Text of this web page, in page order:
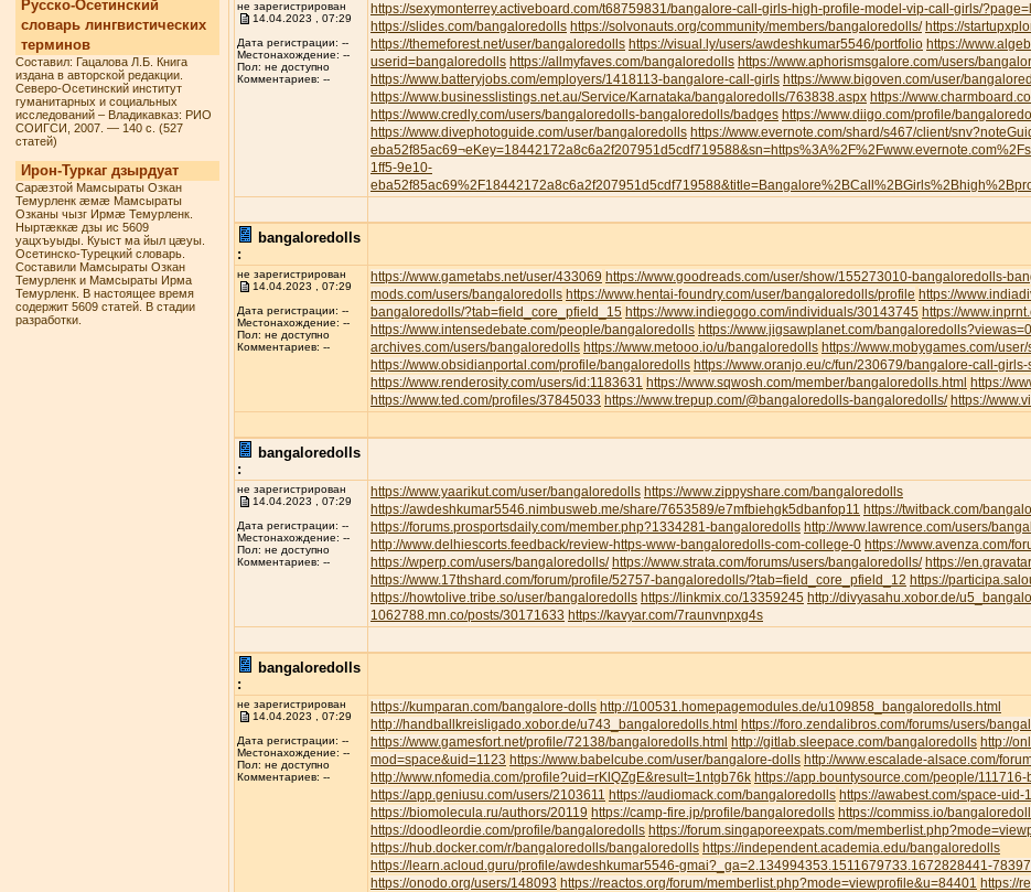
Русско-Осетинский
словарь лингвистических
терминов
Составил: Гацалова Л.Б. Книга
издана в авторской редакции.
Северо-Осетинский институт
гуманитарных и социальных
исследований – Владикавказ: РИО
СОИГСИ, 2007. — 140 с. (527
статей)
Ирон-Туркаг дзырдуат
Сарæзтой Мамсыраты Озкан
Темурленк æмæ Мамсыраты
Озканы чызг Ирмæ Темурленк.
Ныртæккæ дзы ис 5609
уацхъуыды. Куыст ма йыл цæуы.
Осетинско-Турецкий словарь.
Составили Мамсыраты Озкан
Темурленк и Мамсыраты Ирма
Темурленк. В настоящее время
содержит 5609 статей. В стадии
разработки.
не зарегистрирован
14.04.2023 , 07:29
Дата регистрации: --
Местонахождение: --
Пол: не доступно
Комментариев: --
https://sexymonterrey.activeboard.com/t68759831/bangalore-call-girls-high-profile-model-vip-call-girls/
https://slides.com/bangaloredolls https://solvonauts.org/community/members/bangaloredolls/ https://
https://themeforest.net/user/bangaloredolls https://visual.ly/users/awdeshkumar5546/portfolio https://
userid=bangaloredolls https://allmyfaves.com/bangaloredolls https://www.aphorismsgalore.com/users/
https://www.batteryjobs.com/employers/1418113-bangalore-call-girls https://www.bigoven.com/user/
https://www.businesslistings.net.au/Service/Karnataka/bangaloredolls/763838.aspx https://
https://www.credly.com/users/bangaloredolls-bangaloredolls/badges https://www.diigo.com/profile/
https://www.divephotoguide.com/user/bangaloredolls https://www.evernote.com/shard/s467/client/
1ff5-9e10-
bangaloredolls
:
не зарегистрирован
14.04.2023 , 07:29
Дата регистрации: --
Местонахождение: --
Пол: не доступно
Комментариев: --
https://www.gametabs.net/user/433069 https://www.goodreads.com/user/show/155273010-bangaloredolls-
mods.com/users/bangaloredolls https://www.hentai-foundry.com/user/bangaloredolls/profile https://
bangaloredolls/?tab=field_core_pfield_15 https://www.indiegogo.com/individuals/30143745 https://
https://www.intensedebate.com/people/bangaloredolls https://www.jigsawplanet.com/
archives.com/users/bangaloredolls https://www.metooo.io/u/bangaloredolls https://www.mobygames.com/
https://www.obsidianportal.com/profile/bangaloredolls https://www.oranjo.eu/c/fun/230679/bangalore-call-
https://www.renderosity.com/users/id:1183631 https://www.sqwosh.com/member/bangaloredolls.html https://
https://www.ted.com/profiles/37845033 https://www.trepup.com/@bangaloredolls-bangaloredolls/ https://
bangaloredolls
:
не зарегистрирован
14.04.2023 , 07:29
Дата регистрации: --
Местонахождение: --
Пол: не доступно
Комментариев: --
https://www.yaarikut.com/user/bangaloredolls https://www.zippyshare.com/bangaloredolls
https://awdeshkumar5546.nimbusweb.me/share/7653589/e7mfbiehgk5dbanfop11 https://twitback.com/
https://forums.prosportsdaily.com/member.php?1334281-bangaloredolls http://www.lawrence.com/users/
http://www.delhiescorts.feedback/review-https-www-bangaloredolls-com-college-0 https://www.avenza.com/
https://wperp.com/users/bangaloredolls/ https://www.strata.com/forums/users/bangaloredolls/ https://
https://www.17thshard.com/forum/profile/52757-bangaloredolls/?tab=field_core_pfield_12 https://
https://howtolive.tribe.so/user/bangaloredolls https://linkmix.co/13359245 http://divyasahu.xobor.de/
1062788.mn.co/posts/30171633 https://kavyar.com/7raunvnpxg4s
bangaloredolls
:
не зарегистрирован
14.04.2023 , 07:29
Дата регистрации: --
Местонахождение: --
Пол: не доступно
Комментариев: --
https://kumparan.com/bangalore-dolls http://100531.homepagemodules.de/u109858_bangaloredolls.html
http://handballkreisligado.xobor.de/u743_bangaloredolls.html https://foro.zendalibros.com/forums/users/
https://www.gamesfort.net/profile/72138/bangaloredolls.html http://gitlab.sleepace.com/bangaloredolls http://
mod=space&uid=1123 https://www.babelcube.com/user/bangalore-dolls http://www.escalade-alsace.com/
http://www.nfomedia.com/profile?uid=rKlQZgE&result=1ntgb76k https://app.bountysource.com/people/
https://app.geniusu.com/users/2103611 https://audiomack.com/bangaloredolls https://awabest.com/space-uid-
https://biomolecula.ru/authors/20119 https://camp-fire.jp/profile/bangaloredolls https://commiss.io/
https://doodleordie.com/profile/bangaloredolls https://forum.singaporeexpats.com/
https://hub.docker.com/r/bangaloredolls/bangaloredolls https://independent.academia.edu/bangaloredolls
https://learn.acloud.guru/profile/awdeshkumar5546-gmai?_ga=2.134994353.1511679733.1672828441-
https://onodo.org/users/148093 https://reactos.org/forum/memberlist.php?mode=viewprofile&u=84401 https://